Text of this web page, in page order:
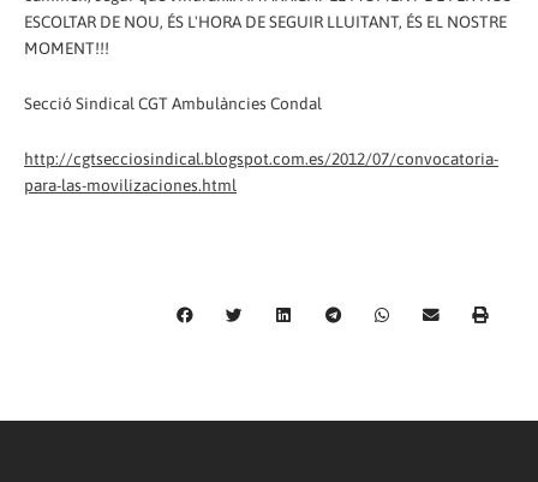
ESCOLTAR DE NOU, ÉS L'HORA DE SEGUIR LLUITANT, ÉS EL NOSTRE
MOMENT!!!
Secció Sindical CGT Ambulàncies Condal
http://cgtsecciosindical.blogspot.com.es/2012/07/convocatoria-
para-las-movilizaciones.html